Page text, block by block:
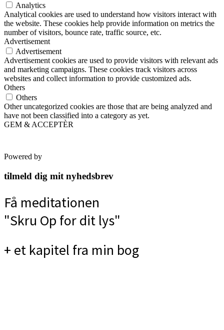
Analytics
Analytical cookies are used to understand how visitors interact with
the website. These cookies help provide information on metrics the
number of visitors, bounce rate, traffic source, etc.
Advertisement
Advertisement
Advertisement cookies are used to provide visitors with relevant ads
and marketing campaigns. These cookies track visitors across
websites and collect information to provide customized ads.
Others
Others
Other uncategorized cookies are those that are being analyzed and
have not been classified into a category as yet.
GEM & ACCEPTÈR
Powered by
tilmeld dig mit nyhedsbrev
Få meditationen
"Skru Op for dit lys"
+ et kapitel fra min bog